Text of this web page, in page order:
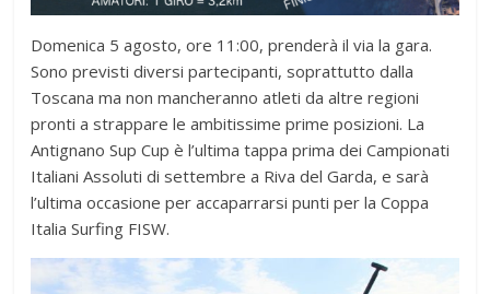
Domenica 5 agosto, ore 11:00, prenderà il via la gara.
Sono previsti diversi partecipanti, soprattutto dalla
Toscana ma non mancheranno atleti da altre regioni
pronti a strappare le ambitissime prime posizioni. La
Antignano Sup Cup è l’ultima tappa prima dei Campionati
Italiani Assoluti di settembre a Riva del Garda, e sarà
l’ultima occasione per accaparrarsi punti per la Coppa
Italia Surfing FISW.